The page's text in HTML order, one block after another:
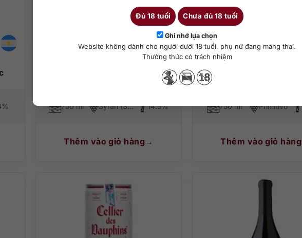
Đủ 18 tuổi Chưa đủ 18 tuổi
Ghi nhớ lựa chọn
Website không dành cho người dưới 18 tuổi, phụ nữ đang mang thai.
Thưởng thức có trách nhiệm
₫
750 ml Syrah (Shiraz) 14.5%
Thêm vào giỏ hàng
900.000 ₫
750 ml Primitivo
Thêm vào giỏ hàng